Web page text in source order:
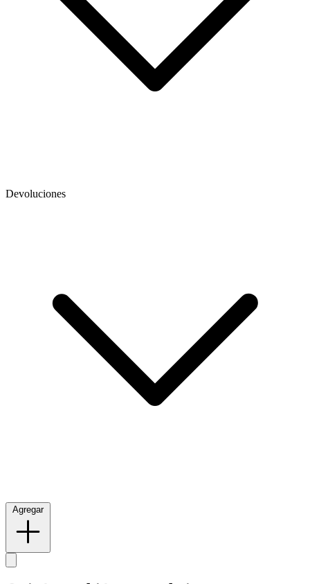
Devoluciones
Agregar